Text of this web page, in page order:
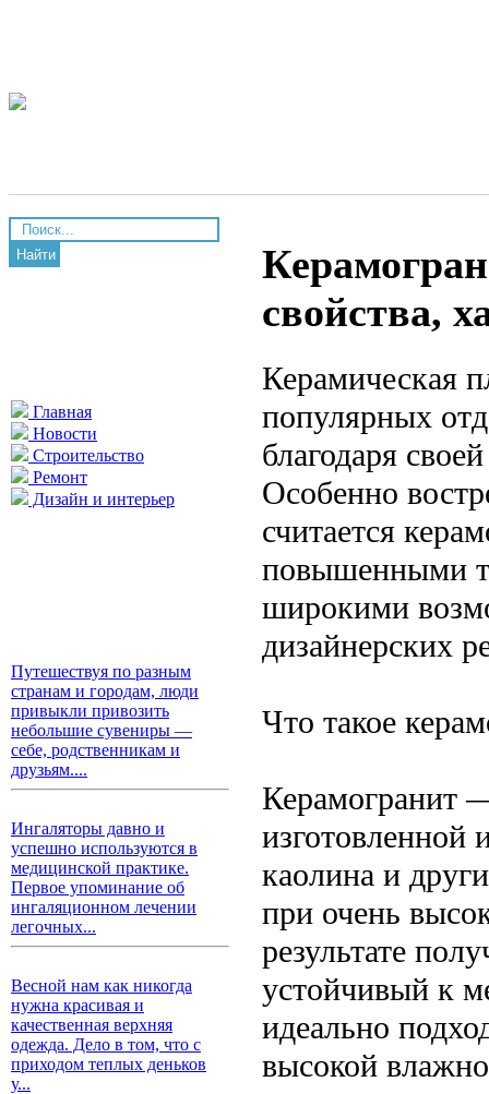
Найти
Главная
Новости
Строительство
Ремонт
Дизайн и интерьер
Путешествуя по разным
странам и городам, люди
привыкли привозить
небольшие сувениры —
себе, родственникам и
друзьям....
Ингаляторы давно и
успешно используются в
медицинской практике.
Первое упоминание об
ингаляционном лечении
легочных...
Весной нам как никогда
нужна красивая и
качественная верхняя
одежда. Дело в том, что с
приходом теплых деньков
у...
свойства,
Керамическая
популярных
благодаря
Особенно
считается
повышенными
широкими
дизайнерских
Что такое
Керамогранит
изготовленной
каолина и
при очень
результате
устойчивый к
идеально
высокой